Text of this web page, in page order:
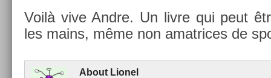
Voilà vive Andre. Un livre qui peut
les mains, même non amat­rices de
About Li­onel